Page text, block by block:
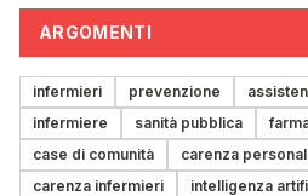
ARGOMENTI
infermieri prevenzione
infermiere
sanità pubblica
case di comunità
carenza
carenza infermieri
intelligenza